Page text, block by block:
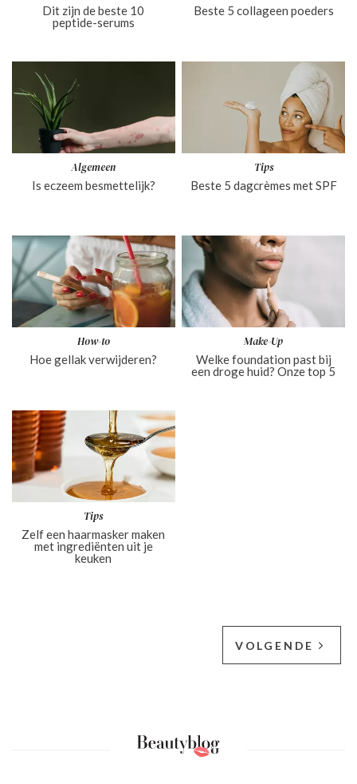
Dit zijn de beste 10
peptide-serum​s
Beste 5 collageen poeders
Algemeen
Is eczeem besmettelijk?
Tips
Beste 5 dagcrèmes met SPF
How-to
Hoe gellak verwijderen?
Make-Up
Welke foundation past bij
een droge huid? Onze top 5
Tips
Zelf een haarmasker maken
met ingrediënten uit je
keuken
VOLGENDE